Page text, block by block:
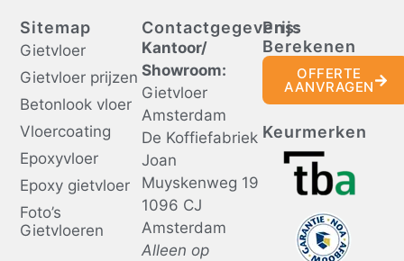
Sitemap
Gietvloer
Gietvloer prijzen
Betonlook vloer
Vloercoating
Epoxyvloer
Epoxy gietvloer
Foto’s
Gietvloeren
Contactgegevens:
Kantoor/
Showroom:
Gietvloer
Amsterdam
De Koffiefabriek
Joan
Muyskenweg 19
1096 CJ
Amsterdam
Alleen op
Prijs
Berekenen
OFFERTE
AANVRAGEN
Keurmerken